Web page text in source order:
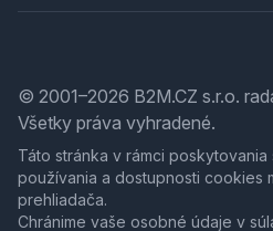
© 2001–2026 B2M.CZ s.r.o.
Všetky práva vyhradené.
Táto stránka v rámci
používania a dostupnosti cookies
prehliadača.
Chránime vaše osobné údaje v